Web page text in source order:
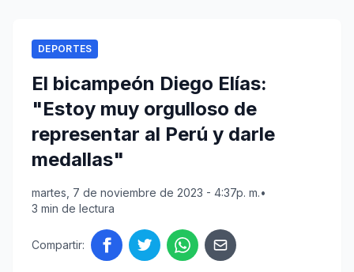
DEPORTES
El bicampeón Diego Elías:
"Estoy muy orgulloso de
representar al Perú y darle
medallas"
martes, 7 de noviembre de 2023 - 4:37p. m.•
3 min de lectura
Compartir: